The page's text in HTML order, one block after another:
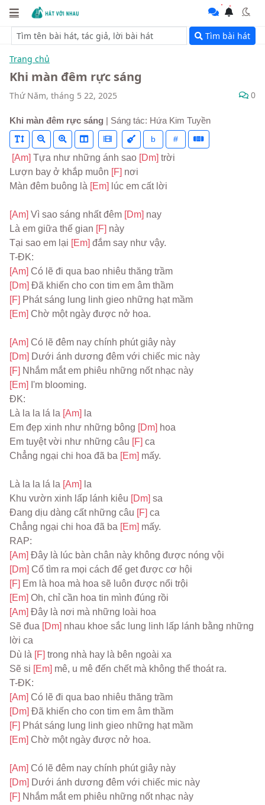
Tìm bài hát
Trang chủ
Khi màn đêm rực sáng
Thứ Năm, tháng 5 22, 2025 0
Khi màn đêm rực sáng | Sáng tác: Hứa Kim Tuyền
b #
[Am] Tựa như những ánh sao [Dm] trời
Lượn bay ở khắp muôn [F] nơi
Màn đêm buông là [Em] lúc em cất lời
[Am] Vì sao sáng nhất đêm [Dm] nay
Là em giữa thế gian [F] này
Tại sao em lại [Em] đắm say như vậy.
T-ĐK:
[Am] Có lẽ đi qua bao nhiêu thăng trầm
[Dm] Đã khiến cho con tim em âm thầm
[F] Phát sáng lung linh gieo những hạt mầm
[Em] Chờ một ngày được nở hoa.
[Am] Có lẽ đêm nay chính phút giây này
[Dm] Dưới ánh dương đêm với chiếc mic này
[F] Nhắm mắt em phiêu những nốt nhạc này
[Em] I'm blooming.
ĐK:
Là la la lá la [Am] la
Em đẹp xinh như những bông [Dm] hoa
Em tuyệt vời như những câu [F] ca
Chẳng ngại chi hoa đã ba [Em] mấy.
Là la la lá la [Am] la
Khu vườn xinh lấp lánh kiêu [Dm] sa
Đang dịu dàng cất những câu [F] ca
Chẳng ngại chi hoa đã ba [Em] mấy.
RAP:
[Am] Đây là lúc bàn chân này không được nóng vội
[Dm] Cố tìm ra mọi cách để get được cơ hội
[F] Em là hoa mà hoa sẽ luôn được nổi trội
[Em] Oh, chỉ cần hoa tin mình đúng rồi
[Am] Đây là nơi mà những loài hoa
Sẽ đua [Dm] nhau khoe sắc lung linh lấp lánh bằng những
lời ca
Dù là [F] trong nhà hay là bên ngoài xa
Sẽ si [Em] mê, u mê đến chết mà không thể thoát ra.
T-ĐK:
[Am] Có lẽ đi qua bao nhiêu thăng trầm
[Dm] Đã khiến cho con tim em âm thầm
[F] Phát sáng lung linh gieo những hạt mầm
[Em] Chờ một ngày được nở hoa.
[Am] Có lẽ đêm nay chính phút giây này
[Dm] Dưới ánh dương đêm với chiếc mic này
[F] Nhắm mắt em phiêu những nốt nhạc này